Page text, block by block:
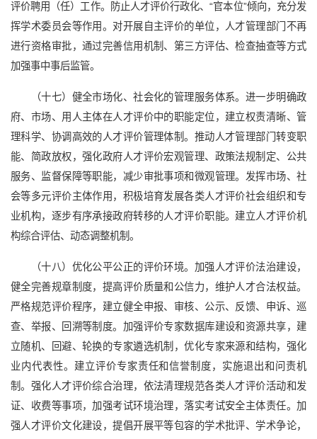
评价聘用（任）工作。防止人才评价行政化、“官本位”倾向，充分发
挥学术委员会等作用。对开展自主评价的单位，人才管理部门不再
进行资格审批，通过完善信用机制、第三方评估、检查抽查等方式
加强事中事后监管。
（十七）健全市场化、社会化的管理服务体系。进一步明确政
府、市场、用人主体在人才评价中的职能定位，建立权责清晰、管
理科学、协调高效的人才评价管理体制。推动人才管理部门转变职
能、简政放权，强化政府人才评价宏观管理、政策法规制定、公共
服务、监督保障等职能，减少审批事项和微观管理。发挥市场、社
会等多元评价主体作用，积极培育发展各类人才评价社会组织和专
业机构，逐步有序承接政府转移的人才评价职能。建立人才评价机
构综合评估、动态调整机制。
（十八）优化公平公正的评价环境。加强人才评价法治建设，
健全完善规章制度，提高评价质量和公信力，维护人才合法权益。
严格规范评价程序，建立健全申报、审核、公示、反馈、申诉、巡
查、举报、回溯等制度。加强评价专家数据库建设和资源共享，建
立随机、回避、轮换的专家遴选机制，优化专家来源和结构，强化
业内代表性。建立评价专家责任和信誉制度，实施退出和问责机
制。强化人才评价综合治理，依法清理规范各类人才评价活动和发
证、收费等事项，加强考试环境治理，落实考试安全主体责任。加
强人才评价文化建设，提倡开展平等包容的学术批评、学术争论，